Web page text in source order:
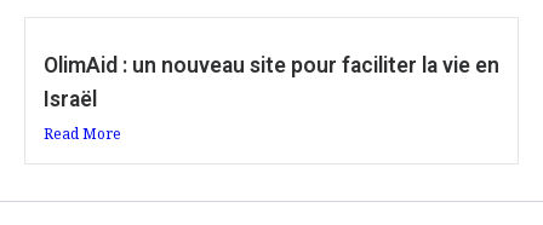
OlimAid : un nouveau site pour faciliter la vie en
Israël
Read More